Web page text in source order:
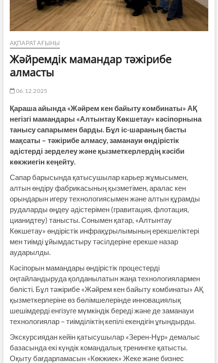
АҚПАРАТ АҒЫНЫ
Жәйремдік мамандар тәжірибе
алмасты
06.12.2025
Қараша айында «Жәйрем кен байыту комбинаты» АҚ
негізгі мамандары «Алтынтау Көкшетау» кәсіпорнына
танысу сапарымен барды. Бұл іс-шараның басты
мақсаты – тәжірибе алмасу, заманауи өндірістік
әдістерді зерделеу және қызметкерлердің кәсіби
көкжиегін кеңейту.
Сапар барысында қатысушылар карьер жұмысымен,
алтын өндіру фабрикасының қызметімен, аралас кен
орындарын игеру технологиясымен және алтын құрамды
рудаларды өңдеу әдістерімен (гравитация, флотация,
цианидтеу) танысты. Сонымен қатар, «Алтынтау
Көкшетау» өндірістік инфрақұрылымының ерекшеліктері
мен тиімді ұйымдастыру тәсілдеріне ерекше назар
аударылды.
Кәсіпорын мамандары өндірістік процестерді
оңтайландыруда қолданылатын жаңа технологиялармен
бөлісті. Бұл тәжірибе «Жәйрем кен байыту комбинаты» АҚ
қызметкерлеріне өз бөлімшелерінде инновациялық
шешімдерді енгізуге мүмкіндік береді және де заманауи
технологиялар – тиімділіктің кепілі екендігін ұғындырды.
Экскурсиядан кейін қатысушылар «Зерен-Нұр» демалыс
базасында екі күндік командалық тренингке қатысты.
Оқыту бағдарламасын «Көкжиек» Жеке және бизнес